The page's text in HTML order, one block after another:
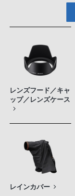
レンズフード／キャ
ップ／レンズケース
レインカバー